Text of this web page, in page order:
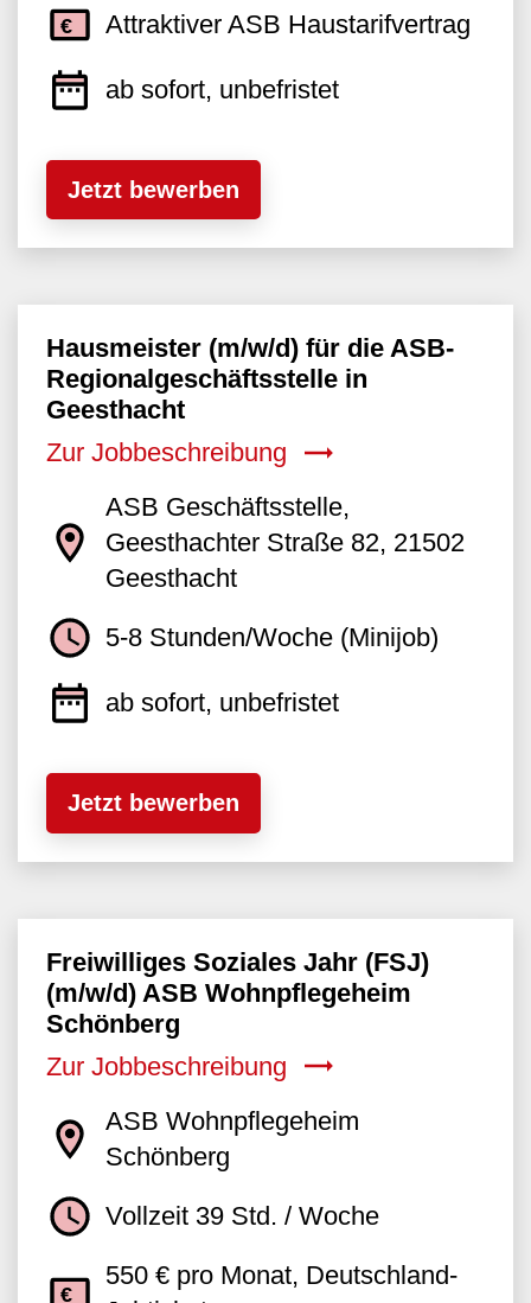
Attraktiver ASB Haustarifvertrag
ab sofort, unbefristet
Jetzt bewerben
Hausmeister (m/w/d) für die ASB-
Regionalgeschäftsstelle in
Geesthacht
Zur Jobbeschreibung
ASB Geschäftsstelle,
Geesthachter Straße 82, 21502
Geesthacht
5-8 Stunden/Woche (Minijob)
ab sofort, unbefristet
Jetzt bewerben
Freiwilliges Soziales Jahr (FSJ)
(m/w/d) ASB Wohnpflegeheim
Schönberg
Zur Jobbeschreibung
ASB Wohnpflegeheim
Schönberg
Vollzeit 39 Std. / Woche
550 € pro Monat, Deutschland-